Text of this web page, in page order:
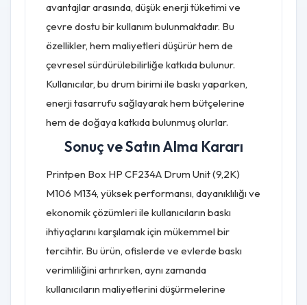
avantajlar arasında, düşük enerji tüketimi ve
çevre dostu bir kullanım bulunmaktadır. Bu
özellikler, hem maliyetleri düşürür hem de
çevresel sürdürülebilirliğe katkıda bulunur.
Kullanıcılar, bu drum birimi ile baskı yaparken,
enerji tasarrufu sağlayarak hem bütçelerine
hem de doğaya katkıda bulunmuş olurlar.
Sonuç ve Satın Alma Kararı
Printpen Box HP CF234A Drum Unit (9,2K)
M106 M134, yüksek performansı, dayanıklılığı ve
ekonomik çözümleri ile kullanıcıların baskı
ihtiyaçlarını karşılamak için mükemmel bir
tercihtir. Bu ürün, ofislerde ve evlerde baskı
verimliliğini artırırken, aynı zamanda
kullanıcıların maliyetlerini düşürmelerine